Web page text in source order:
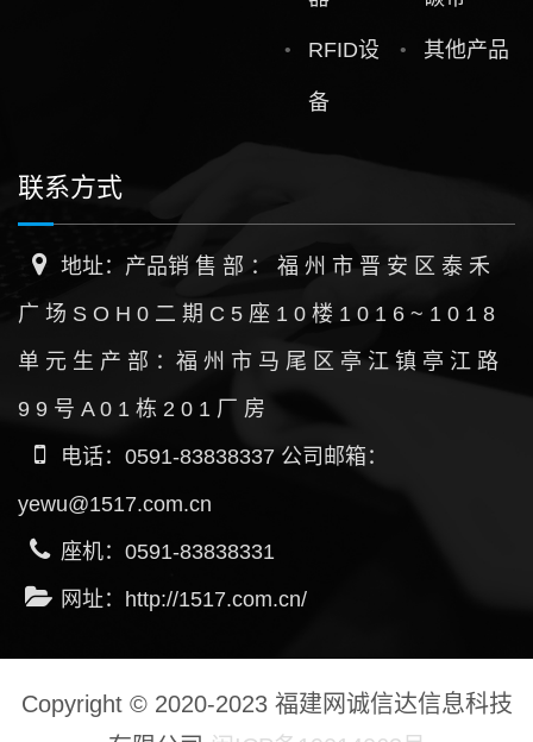
RFID设
备
其他产品
联系方式
地址：产品销 售 部 ： 福 州 市 晋 安 区 泰 禾
广 场 S O H 0 二 期 C 5 座 1 0 楼 1 0 1 6 ~ 1 0 1 8
单 元 生 产 部 ：福 州 市 马 尾 区 亭 江 镇 亭 江 路
9 9 号 A 0 1 栋 2 0 1 厂 房
电话：0591-83838337 公司邮箱：
yewu@1517.com.cn
座机：0591-83838331
网址：http://1517.com.cn/
Copyright © 2020-2023 福建网诚信达信息科技